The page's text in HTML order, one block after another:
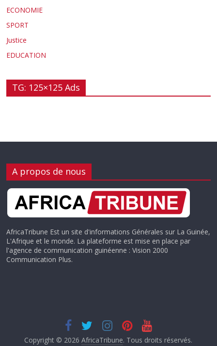
ECONOMIE
SPORT
Justice
EDUCATION
TG: 125×125 Ads
A propos de nous
AfricaTribune Est un site d'informations Générales sur La Guinée,
L'Afrique et le monde. La plateforme est mise en place par
l'agence de communication guinéenne : Vision 2000
Communication Plus.
Copyright © 2026AfricaTribune. Tous droits réservés.